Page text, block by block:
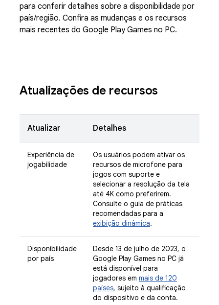
para conferir detalhes sobre a disponibilidade por
país/região. Confira as mudanças e os recursos
mais recentes do Google Play Games no PC.
Atualizações de recursos
Atualizar Detalhes
Experiência de
jogabilidade
Os usuários podem ativar os
recursos de microfone para
jogos com suporte e
selecionar a resolução da tela
até 4K como preferirem.
Consulte o guia de práticas
recomendadas para a
exibição dinâmica.
Disponibilidade
por país
Desde 13 de julho de 2023, o
Google Play Games no PC já
está disponível para
jogadores em mais de 120
países, sujeito à qualificação
do dispositivo e da conta.